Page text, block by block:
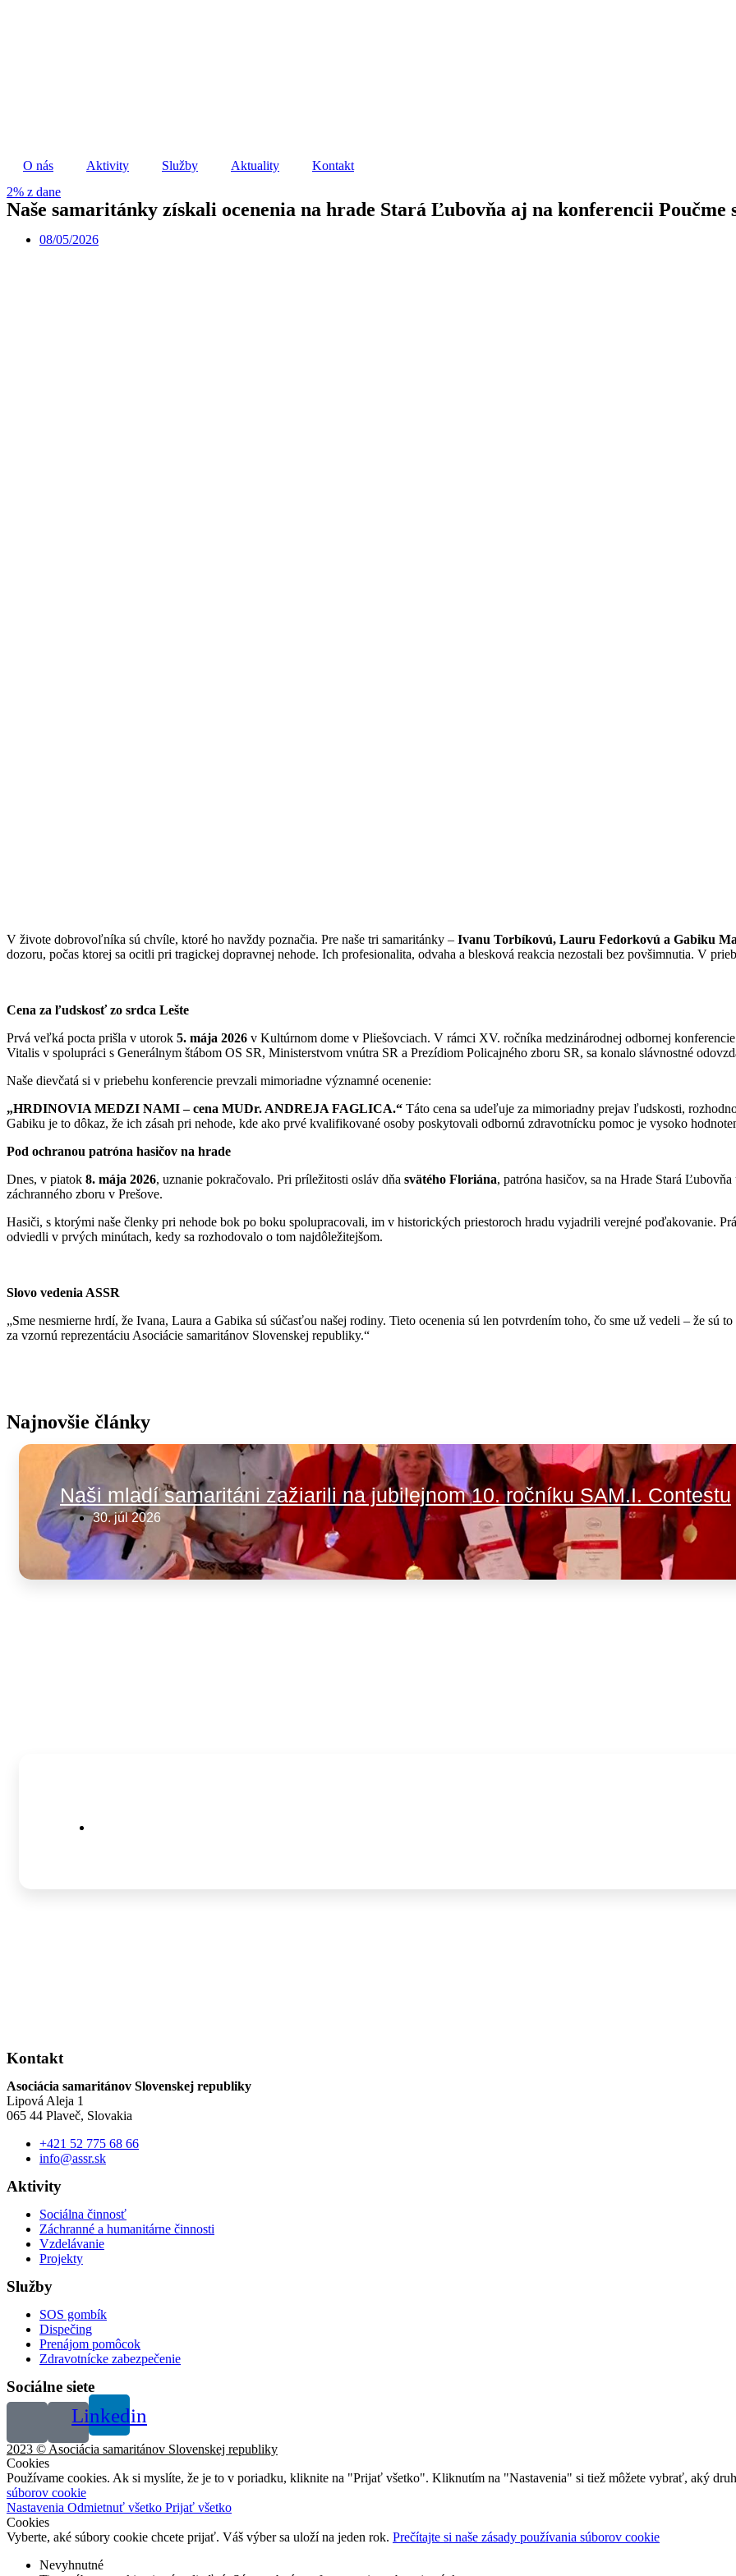
O nás Aktivity Služby Aktuality
Kontakt
2% z dane
Naše samaritánky získali ocenenia na hrade Stará Ľubovňa aj na konferencii Poučme
08/05/2026
V živote dobrovoľníka sú chvíle, ktoré ho navždy poznačia. Pre naše tri samaritánky – Ivanu Torbíkovú, Lauru Fedorkovú a Gabiku
dozoru, počas ktorej sa ocitli pri tragickej dopravnej nehode. Ich profesionalita, odvaha a blesková reakcia nezostali bez povšimnutia. V
Cena za ľudskosť zo srdca Lešte
Prvá veľká pocta prišla v utorok 5. mája 2026 v Kultúrnom dome v Pliešovciach. V rámci XV. ročníka medzinárodnej odbornej
Vitalis v spolupráci s Generálnym štábom OS SR, Ministerstvom vnútra SR a Prezídiom Policajného zboru SR, sa konalo slávnostné
Naše dievčatá si v priebehu konferencie prevzali mimoriadne významné ocenenie:
„HRDINOVIA MEDZI NAMI – cena MUDr. ANDREJA FAGLICA.“ Táto cena sa udeľuje za mimoriadny prejav ľudskosti,
Gabiku je to dôkaz, že ich zásah pri nehode, kde ako prvé kvalifikované osoby poskytovali odbornú zdravotnícku pomoc je vysoko
Pod ochranou patróna hasičov na hrade
Dnes, v piatok 8. mája 2026, uznanie pokračovalo. Pri príležitosti osláv dňa svätého Floriána, patróna hasičov, sa na Hrade Stará
záchranného zboru v Prešove.
Hasiči, s ktorými naše členky pri nehode bok po boku spolupracovali, im v historických priestoroch hradu vyjadrili verejné poďakovanie.
odviedli v prvých minútach, kedy sa rozhodovalo o tom najdôležitejšom.
Slovo vedenia ASSR
„Sme nesmierne hrdí, že Ivana, Laura a Gabika sú súčasťou našej rodiny. Tieto ocenenia sú len potvrdením toho, čo sme už vedeli – že sú
za vzornú reprezentáciu Asociácie samaritánov Slovenskej republiky.“
Najnovšie články
Naši mladí samaritáni zažiarili na jubilejnom 10. ročníku SAM.I. Contestu
30. júl 2026
Kontakt
Asociácia samaritánov Slovenskej republiky
Lipová Aleja 1
065 44 Plaveč, Slovakia
+421 52 775 68 66
info@assr.sk
Aktivity
Sociálna činnosť
Záchranné a humanitárne činnosti
Vzdelávanie
Projekty
Služby
SOS gombík
Dispečing
Prenájom pomôcok
Zdravotnícke zabezpečenie
Sociálne siete
Linkedin
2023 © Asociácia samaritánov Slovenskej republiky
Cookies
Používame cookies. Ak si myslíte, že je to v poriadku, kliknite na "Prijať všetko". Kliknutím na "Nastavenia" si tiež môžete vybrať, aký
súborov cookie
Nastavenia Odmietnuť všetko Prijať všetko
Cookies
Vyberte, aké súbory cookie chcete prijať. Váš výber sa uloží na jeden rok. Prečítajte si naše zásady používania súborov cookie
Nevyhnutné